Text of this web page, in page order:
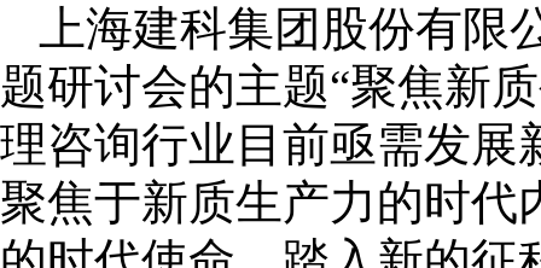
上海建科集团股份有
题研讨会的主题“聚焦新
理咨询行业目前亟需发展
聚焦于新质生产力的时代